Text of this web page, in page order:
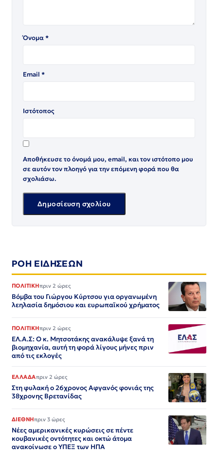
Όνομα*
Email *
Ιστότοπος
Αποθήκευσε το όνομά μου, email, και τον ιστότοπο μου
σε αυτόν τον πλοηγό για την επόμενη φορά που θα
σχολιάσω.
ΡΟΗ ΕΙΔΗΣΕΩΝ
ΠΟΛΙΤΙΚΗπριν 2 ώρες
Βόμβα του Γιώργου Κύρτσου για οργανωμένη
λεηλασία δημόσιου και ευρωπαϊκού χρήματος
ΠΟΛΙΤΙΚΗπριν 2 ώρες
ΕΛ.Α.Σ: Ο κ. Μητσοτάκης ανακάλυψε ξανά τη
βιομηχανία, αυτή τη φορά λίγους μήνες πριν
από τις εκλογές
ΕΛΛΑΔΑπριν 2 ώρες
Στη φυλακή ο 26χρονος Αφγανός φονιάς της
38χρονης Βρετανίδας
ΔΙΕΘΝΗπριν 3 ώρες
Νέες αμερικανικές κυρώσεις σε πέντε
κουβανικές οντότητες και οκτώ άτομα
ανακοίνωσε ο ΥΠΕΞ των ΗΠΑ